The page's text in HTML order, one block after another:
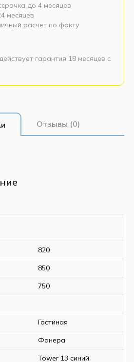
до 4 месяцев
месяцев
расчет по факту
гарантия 18 месяцев с
Отзывы (0)
820
850
750
Гостиная
Фанера
Tower 13 синий